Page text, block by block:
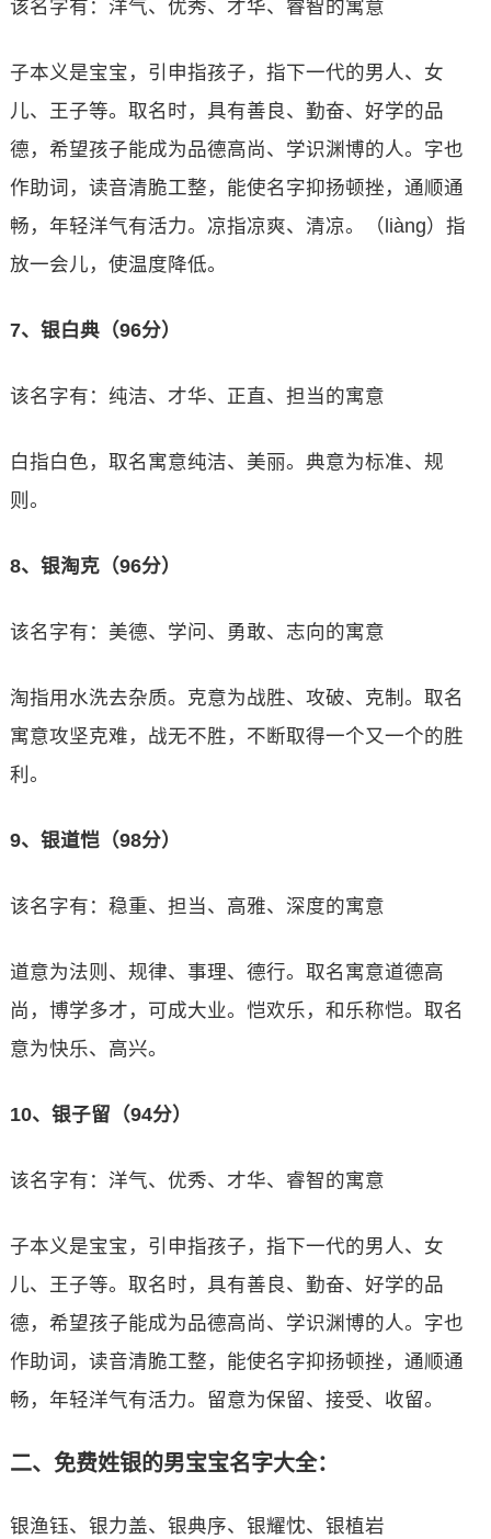
该名字有：洋气、优秀、才华、睿智的寓意
子本义是宝宝，引申指孩子，指下一代的男人、女
儿、王子等。取名时，具有善良、勤奋、好学的品
德，希望孩子能成为品德高尚、学识渊博的人。字也
作助词，读音清脆工整，能使名字抑扬顿挫，通顺通
畅，年轻洋气有活力。凉指凉爽、清凉。（liàng）指
放一会儿，使温度降低。
7、银白典（96分）
该名字有：纯洁、才华、正直、担当的寓意
白指白色，取名寓意纯洁、美丽。典意为标准、规
则。
8、银淘克（96分）
该名字有：美德、学问、勇敢、志向的寓意
淘指用水洗去杂质。克意为战胜、攻破、克制。取名
寓意攻坚克难，战无不胜，不断取得一个又一个的胜
利。
9、银道恺（98分）
该名字有：稳重、担当、高雅、深度的寓意
道意为法则、规律、事理、德行。取名寓意道德高
尚，博学多才，可成大业。恺欢乐，和乐称恺。取名
意为快乐、高兴。
10、银子留（94分）
该名字有：洋气、优秀、才华、睿智的寓意
子本义是宝宝，引申指孩子，指下一代的男人、女
儿、王子等。取名时，具有善良、勤奋、好学的品
德，希望孩子能成为品德高尚、学识渊博的人。字也
作助词，读音清脆工整，能使名字抑扬顿挫，通顺通
畅，年轻洋气有活力。留意为保留、接受、收留。
二、免费姓银的男宝宝名字大全：
银渔钰、银力盖、银典序、银耀忱、银植岩